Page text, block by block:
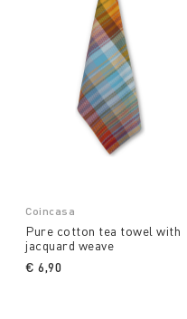
Coincasa
Pure cotton tea towel with
jacquard weave
€ 6,90